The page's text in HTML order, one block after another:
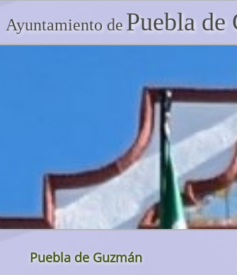
Ayuntamiento de Puebla de
Puebla de Guzmán